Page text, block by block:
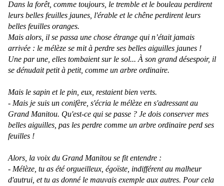
Dans la forêt, comme toujours, le tremble et le bouleau perdirent
leurs belles feuilles jaunes, l'érable et le chêne perdirent leurs
belles feuilles oranges.
Mais alors, il se passa une chose étrange qui n’était jamais
arrivée : le mélèze se mit à perdre ses belles aiguilles jaunes !
Une par une, elles tombaient sur le sol... À son grand désespoir, il
se dénudait petit à petit, comme un arbre ordinaire.
Mais le sapin et le pin, eux, restaient bien verts.
- Mais je suis un conifère, s'écria le mélèze en s'adressant au
Grand Manitou. Qu'est-ce qui se passe ? Je dois conserver mes
belles aiguilles, pas les perdre comme un arbre ordinaire perd ses
feuilles !
Alors, la voix du Grand Manitou se fit entendre :
- Mélèze, tu as été orgueilleux, égoïste, indifférent au malheur
d'autrui, et tu as donné le mauvais exemple aux autres. Pour cela